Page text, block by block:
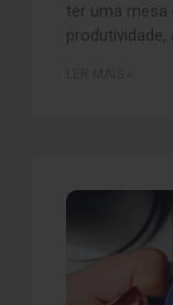
ter uma mesa